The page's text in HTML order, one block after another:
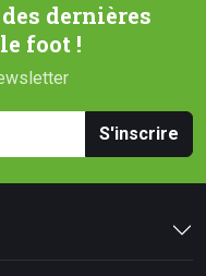
dernières
foot !
S'inscrire